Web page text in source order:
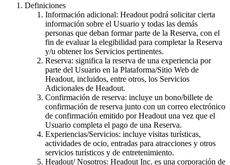
Definiciones
Información adicional: Headout podrá solicitar cierta
información sobre el Usuario y todas las demás
personas que deban formar parte de la Reserva, con el
fin de evaluar la elegibilidad para completar la Reserva
y/u obtener los Servicios pertinentes.
Reserva: significa la reserva de una experiencia por
parte del Usuario en la Plataforma/Sitio Web de
Headout, incluidos, entre otros, los Servicios
Adicionales de Headout.
Confirmación de reserva: incluye un bono/billete de
confirmación de reserva junto con un correo electrónico
de confirmación emitido por Headout una vez que el
Usuario completa el pago de una Reserva.
Experiencias/Servicios: incluye visitas turísticas,
actividades de ocio, entradas para atracciones y otros
servicios turísticos y de entretenimiento.
Headout/ Nosotros: Headout Inc. es una corporación de